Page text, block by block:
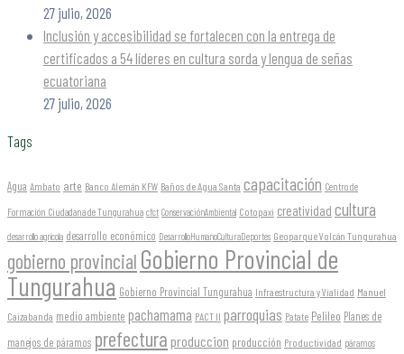
27 julio, 2026
Inclusión y accesibilidad se fortalecen con la entrega de
certificados a 54 líderes en cultura sorda y lengua de señas
ecuatoriana
27 julio, 2026
Tags
Agua Ambato arte Banco Alemán KFW Baños de Agua Santa capacitación Centro de
Formación Ciudadana de Tungurahua cfct ConservaciónAmbiental Cotopaxi creatividad cultura
desarrollo agrícola desarrollo económico DesarrolloHumanoCulturaDeportes Geoparque Volcán Tungurahua
gobierno provincial Gobierno Provincial de
Tungurahua Gobierno Provincial Tungurahua Infraestructura y Vialidad Manuel
Caizabanda medio ambiente pachamama PACT II parroquias Patate Pelileo Planes de
manejos de páramos prefectura produccion producción Productividad páramos